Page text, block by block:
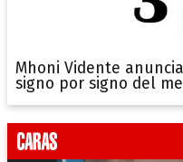
Mhoni Vidente
signo por signo del